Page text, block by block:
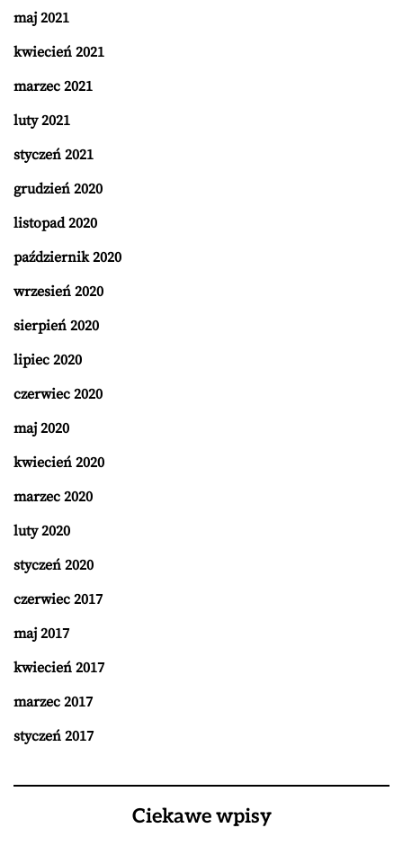
maj 2021
kwiecień 2021
marzec 2021
luty 2021
styczeń 2021
grudzień 2020
listopad 2020
październik 2020
wrzesień 2020
sierpień 2020
lipiec 2020
czerwiec 2020
maj 2020
kwiecień 2020
marzec 2020
luty 2020
styczeń 2020
czerwiec 2017
maj 2017
kwiecień 2017
marzec 2017
styczeń 2017
Ciekawe wpisy